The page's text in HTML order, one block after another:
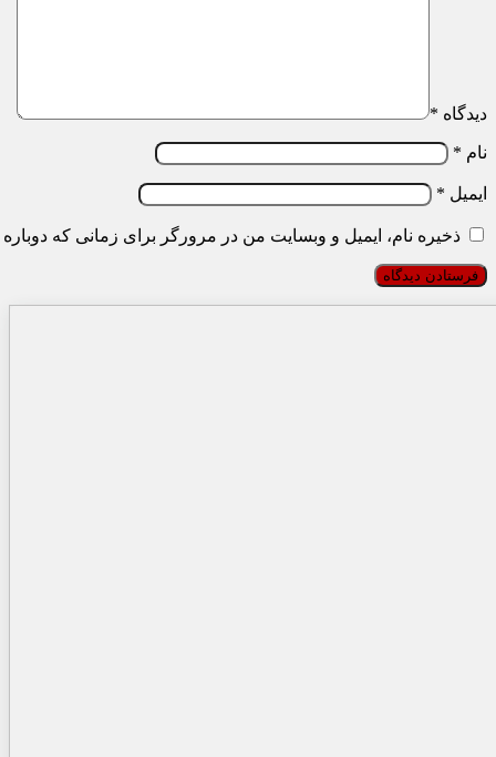
دیدگاه *
نام *
ایمیل *
ذخیره نام، ایمیل و وبسایت من در مرورگر برای زمانی که